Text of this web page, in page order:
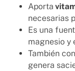
Aporta
necesarias
Es una
magnesio y
También
genera